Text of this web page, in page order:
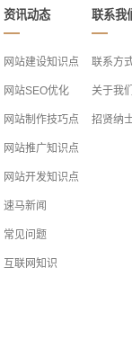
资讯动态
网站建设知识点
网站SEO优化
网站制作技巧点
网站推广知识点
网站开发知识点
速马新闻
常见问题
互联网知识
联系我
联系方
关于我们
招贤纳